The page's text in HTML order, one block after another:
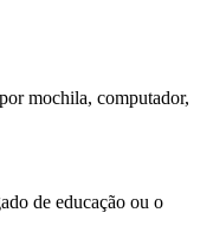
mochila, computador,
de educação ou o